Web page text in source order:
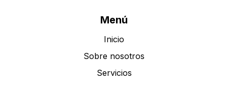
Menú
Inicio
Sobre nosotros
Servicios